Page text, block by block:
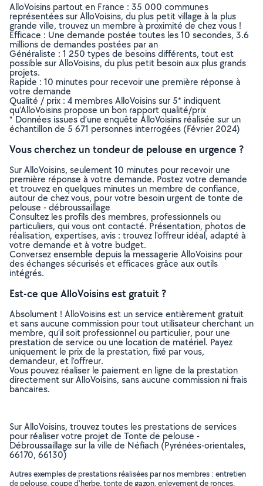
AlloVoisins partout en France : 35 000 communes
représentées sur AlloVoisins, du plus petit village à la plus
grande ville, trouvez un membre à proximité de chez vous !
Efficace : Une demande postée toutes les 10 secondes, 3.6
millions de demandes postées par an
Généraliste : 1 250 types de besoins différents, tout est
possible sur AlloVoisins, du plus petit besoin aux plus grands
projets.
Rapide : 10 minutes pour recevoir une première réponse à
votre demande
Qualité / prix : 4 membres AlloVoisins sur 5* indiquent
qu’AlloVoisins propose un bon rapport qualité/prix
* Données issues d’une enquête AlloVoisins réalisée sur un
échantillon de 5 671 personnes interrogées (Février 2024)
Vous cherchez un tondeur de pelouse en urgence ?
Sur AlloVoisins, seulement 10 minutes pour recevoir une
première réponse à votre demande. Postez votre demande
et trouvez en quelques minutes un membre de confiance,
autour de chez vous, pour votre besoin urgent de tonte de
pelouse - débroussaillage
Consultez les profils des membres, professionnels ou
particuliers, qui vous ont contacté. Présentation, photos de
réalisation, expertises, avis : trouvez l'offreur idéal, adapté à
votre demande et à votre budget.
Conversez ensemble depuis la messagerie AlloVoisins pour
des échanges sécurisés et efficaces grâce aux outils
intégrés.
Est-ce que AlloVoisins est gratuit ?
Absolument ! AlloVoisins est un service entièrement gratuit
et sans aucune commission pour tout utilisateur cherchant un
membre, qu’il soit professionnel ou particulier, pour une
prestation de service ou une location de matériel. Payez
uniquement le prix de la prestation, fixé par vous,
demandeur, et l’offreur.
Vous pouvez réaliser le paiement en ligne de la prestation
directement sur AlloVoisins, sans aucune commission ni frais
bancaires.
Sur AlloVoisins, trouvez toutes les prestations de services
pour réaliser votre projet de Tonte de pelouse -
Débroussaillage sur la ville de Néfiach (Pyrénées-orientales,
66170, 66130)
Autres exemples de prestations réalisées par nos membres : entretien
de pelouse, coupe d'herbe, tonte de gazon, enlevement de ronces,